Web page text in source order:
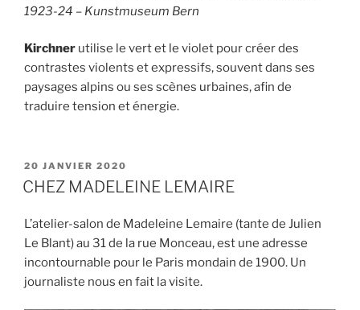
1923-24 – Kunstmuseum Bern
Kirchner utilise le vert et le violet pour créer des
contrastes violents et expressifs, souvent dans ses
paysages alpins ou ses scènes urbaines, afin de
traduire tension et énergie.
PUBLIÉ
LE
20 JANVIER 2020
CHEZ MADELEINE LEMAIRE
L’atelier-salon de Madeleine Lemaire (tante de Julien
Le Blant) au 31 de la rue Monceau, est une adresse
incontournable pour le Paris mondain de 1900. Un
journaliste nous en fait la visite.